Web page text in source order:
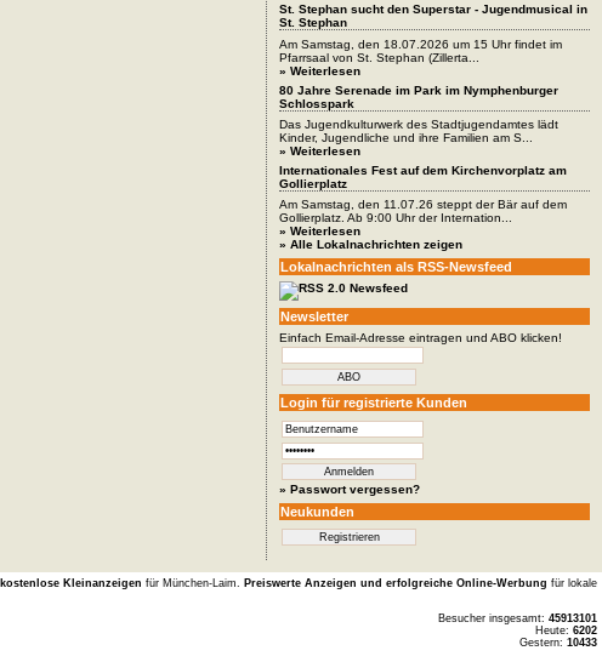
St. Stephan sucht den Superstar - Jugendmusical in
St. Stephan
Am Samstag, den 18.07.2026 um 15 Uhr findet im
Pfarrsaal von St. Stephan (Zillerta...
» Weiterlesen
80 Jahre Serenade im Park im Nymphenburger
Schlosspark
Das Jugendkulturwerk des Stadtjugendamtes lädt
Kinder, Jugendliche und ihre Familien am S...
» Weiterlesen
Internationales Fest auf dem Kirchenvorplatz am
Gollierplatz
Am Samstag, den 11.07.26 steppt der Bär auf dem
Gollierplatz. Ab 9:00 Uhr der Internation...
» Weiterlesen
» Alle Lokalnachrichten zeigen
Lokalnachrichten als RSS-Newsfeed
Newsletter
Einfach Email-Adresse eintragen und ABO klicken!
Login für registrierte Kunden
» Passwort vergessen?
Neukunden
kostenlose Kleinanzeigen für München-Laim. Preiswerte Anzeigen und erfolgreiche Online-Werbung für lokale
Besucher insgesamt:45913101
Heute:6202
Gestern:10433